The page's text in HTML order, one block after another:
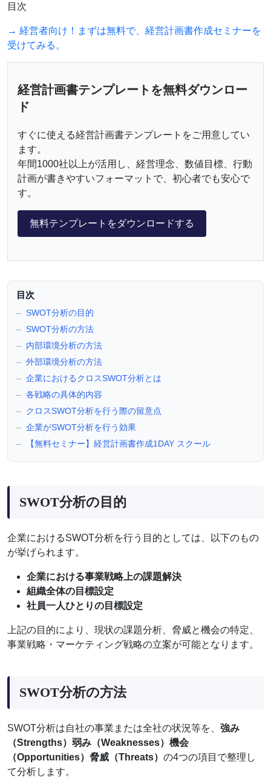
目次
→ 経営者向け！まずは無料で、経営計画書作成セミナーを
受けてみる。
経営計画書テンプレートを無料ダウンロー
ド
すぐに使える経営計画書テンプレートをご用意してい
ます。
年間1000社以上が活用し、経営理念、数値目標、行動
計画が書きやすいフォーマットで、初心者でも安心で
す。
無料テンプレートをダウンロードする
目次
SWOT分析の目的
SWOT分析の方法
内部環境分析の方法
外部環境分析の方法
企業におけるクロスSWOT分析とは
各戦略の具体的内容
クロスSWOT分析を行う際の留意点
企業がSWOT分析を行う効果
【無料セミナー】経営計画書作成1DAY スクール
SWOT分析の目的
企業におけるSWOT分析を行う目的としては、以下のもの
が挙げられます。
企業における事業戦略上の課題解決
組織全体の目標設定
社員一人ひとりの目標設定
上記の目的により、現状の課題分析、脅威と機会の特定、
事業戦略・マーケティング戦略の立案が可能となります。
SWOT分析の方法
SWOT分析は自社の事業または全社の状況等を、 強み
（Strengths）弱み（Weaknesses）機会
（Opportunities）脅威（Threats） の4つの項目で整理し
て分析します。